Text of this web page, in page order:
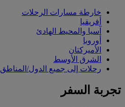
خارطة مسارات الرحلات
أفريقيا
آسيا والمحيط الهادئ
أوروبا
الأميركتان
الشرق الأوسط
رحلات إلى جميع الدول/المناطق
تجربة السفر